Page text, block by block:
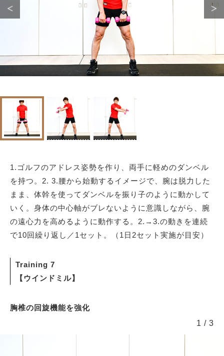
1.ゴルフのアドレス姿勢を作り、両手に軽めのダンベル
を持つ。2. 3.腰から始動するイメージで、腕は脱力した
まま、体幹を使ってダンベルを振り子のように動かして
いく。身体の中心軸がブレないように意識しながら、腕
の遠心力を高めるように動作する。2.→3.の動きを連続
で10回繰り返し／1セット。（1日2セット実施が目安）
Training 7
【ウインドミル】
胸椎の回旋機能を強化
1 / 3